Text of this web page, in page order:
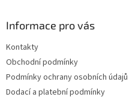
Informace pro vás
Kontakty
Obchodní podmínky
Podmínky ochrany osobních údajů
Dodací a platební podmínky